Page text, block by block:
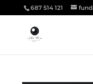
687 514 121